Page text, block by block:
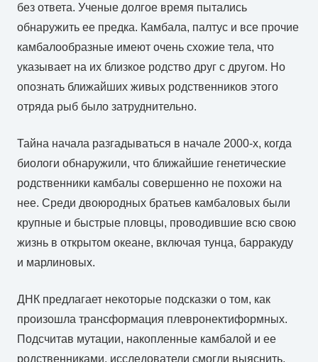
без ответа. Ученые долгое время пытались
обнаружить ее предка. Камбала, палтус и все прочие
камбалообразные имеют очень схожие тела, что
указывает на их близкое родство друг с другом. Но
опознать ближайших живых родственников этого
отряда рыб было затруднительно.
Тайна начала разгадываться в начале 2000-х, когда
биологи обнаружили, что ближайшие генетические
родственники камбалы совершенно не похожи на
нее. Среди двоюродных братьев камбаловых были
крупные и быстрые пловцы, проводившие всю свою
жизнь в открытом океане, включая тунца, барракуду
и марлиновых.
ДНК предлагает некоторые подсказки о том, как
произошла трансформация плевронектиформных.
Подсчитав мутации, накопленные камбалой и ее
родственниками, исследователи смогли выяснить,